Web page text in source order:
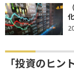
「投資のヒン